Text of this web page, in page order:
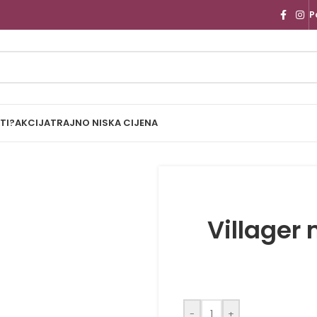
AKCIJATRAJNO NISKA CIJENA
Villager
- +